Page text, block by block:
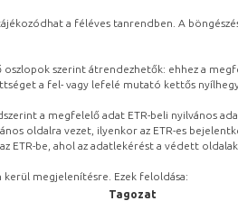
a féléves tanrendben. A
szerint átrendezhetők: ehhez a
a fel- vagy lefelé mutató kettős
a megfelelő adat ETR-beli nyilvános
oldalra vezet, ilyenkor az ETR-es
ETR-be, ahol az adatlekérést a védett
megjelenítésre. Ezek feloldása:
Tagozat